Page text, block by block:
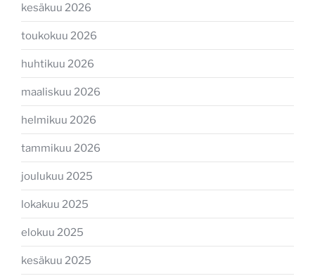
kesäkuu 2026
toukokuu 2026
huhtikuu 2026
maaliskuu 2026
helmikuu 2026
tammikuu 2026
joulukuu 2025
lokakuu 2025
elokuu 2025
kesäkuu 2025